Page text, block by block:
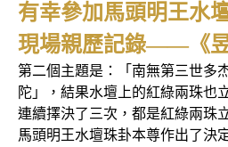
有幸參加馬頭明王水
現場親歷記錄——《昱
第二個主題是：「南無第三世多
陀」，結果水壇上的紅綠兩珠也
連續擇決了三次，都是紅綠兩珠
馬頭明王水壇珠卦本尊作出了決